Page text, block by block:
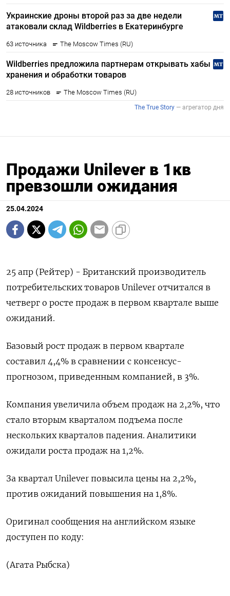
Продажи Unilever в 1кв
превзошли ожидания
25.04.2024
25 апр (Рейтер) - Британский производитель
потребительских товаров Unilever отчитался в
четверг о росте продаж в первом квартале выше
ожиданий.
Базовый рост продаж в первом квартале
составил 4,4% в сравнении с консенсус-
прогнозом, приведенным компанией, в 3%.
Компания увеличила объем продаж на 2,2%, что
стало вторым кварталом подъема после
нескольких кварталов падения. Аналитики
ожидали роста продаж на 1,2%.
За квартал Unilever повысила цены на 2,2%,
против ожиданий повышения на 1,8%.
Оригинал сообщения на английском языке
доступен по коду:
(Агата Рыбска)